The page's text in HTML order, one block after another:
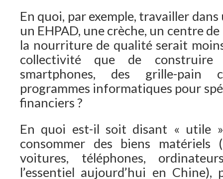
En quoi, par exemple, travailler
un EHPAD, une crèche, un centre
la nourriture de qualité serait
collectivité que de construire
smartphones, des grille-pain
programmes informatiques pour
financiers ?
En quoi est-il soit disant « utile
consommer des biens matériels
voitures, téléphones,
l’essentiel aujourd’hui en